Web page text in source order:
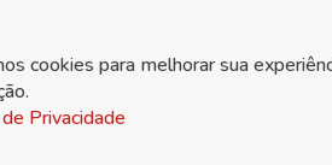
Política de Privacidade
cookies para melhorar sua
Privacidade